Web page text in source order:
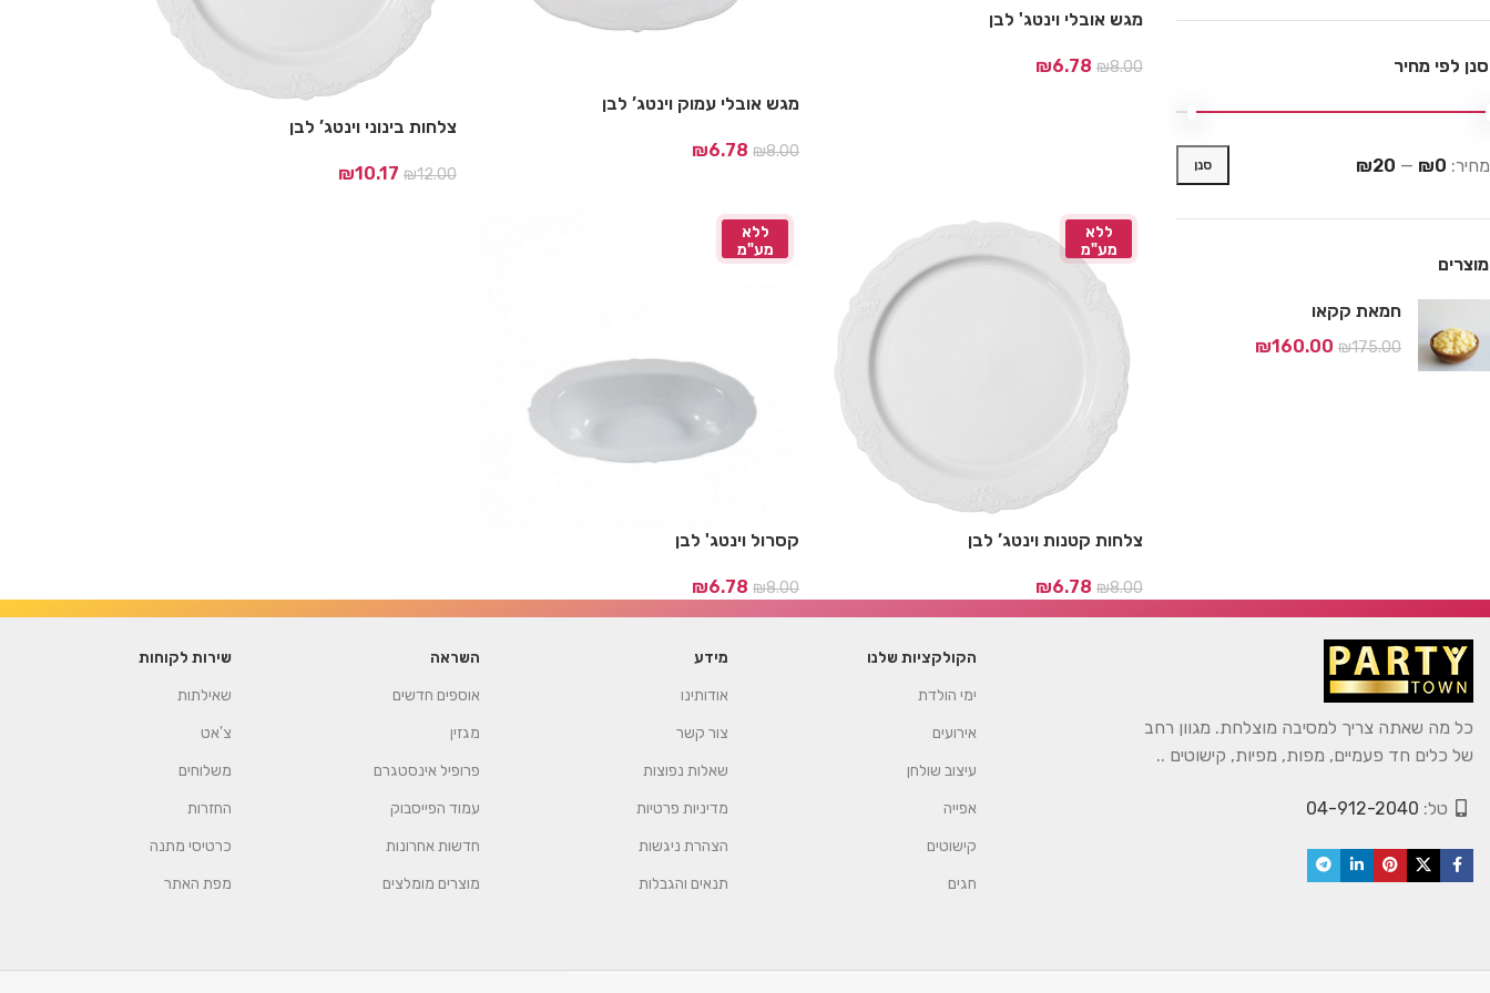
סנן לפי מחיר
סנן מחיר: ₪0
—
₪20
מוצרים
חמאת קקאו
₪175.00
₪160.00
מגש אובלי וינטג' לבן
₪8.00
₪6.78
מגש אובלי עמוק וינטג’ לבן
₪8.00
₪6.78
צלחות בינוני וינטג’ לבן
₪12.00
₪10.17
ללא
מע"מ
צלחות קטנות וינטג’ לבן
₪8.00
₪6.78
ללא
מע"מ
קסרול וינטג' לבן
₪8.00
₪6.78
כל מה שאתה צריך למסיבה מוצלחת. מגוון רחב
של כלים חד פעמיים, מפות, מפיות, קישוטים ..
טל: 04-912-2040
הקולקציות שלנו
ימי הולדת
אירועים
עיצוב שולחן
אפייה
קישוטים
חגים
מידע
אודותינו
צור קשר
שאלות נפוצות
מדיניות פרטיות
הצהרת ניגשות
תנאים והגבלות
השראה
אוספים חדשים
מגזין
פרופיל אינסטגרם
עמוד הפייסבוק
חדשות אחרונות
מוצרים מומלצים
שירות לקוחות
שאילתות
צ'אט
משלוחים
החזרות
כרטיסי מתנה
מפת האתר